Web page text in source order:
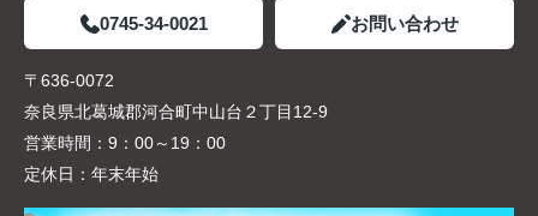
0745-34-0021 お問い合わせ
〒636-0072
奈良県北葛城郡河合町中山台２丁目12-9
営業時間： 9：00～19：00
定休日： 年末年始